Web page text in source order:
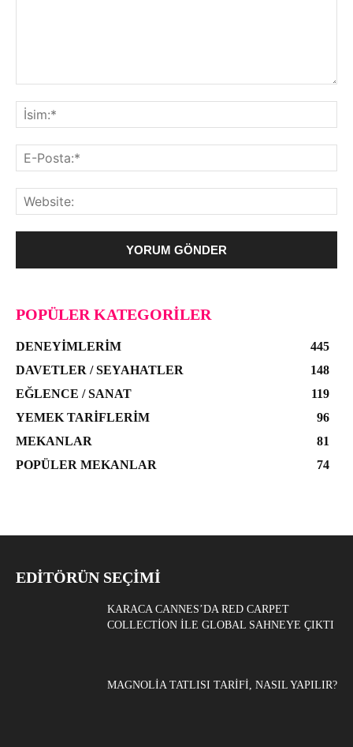
POPÜLER KATEGORILER
DENEYIMLERIM
445
DAVETLER / SEYAHATLER
148
EĞLENCE / SANAT
119
YEMEK TARIFLERIM
96
MEKANLAR
81
POPÜLER MEKANLAR
74
EDITÖRÜN SEÇIMI
KARACA CANNES’DA RED CARPET
COLLECTION ILE GLOBAL SAHNEYE ÇIKTI
MAGNOLIA TATLISI TARIFI, NASIL YAPILIR?